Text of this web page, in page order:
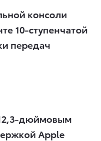
консоли
10-ступенчатой
передач
дюймовым
Apple